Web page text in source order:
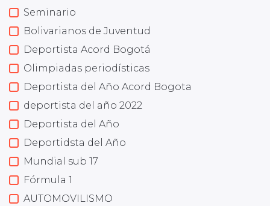
Seminario
Bolivarianos de Juventud
Deportista Acord Bogotá
Olimpiadas periodísticas
Deportista del Año Acord Bogota
deportista del año 2022
Deportista del Año
Deportidsta del Año
Mundial sub 17
Fórmula 1
AUTOMOVILISMO